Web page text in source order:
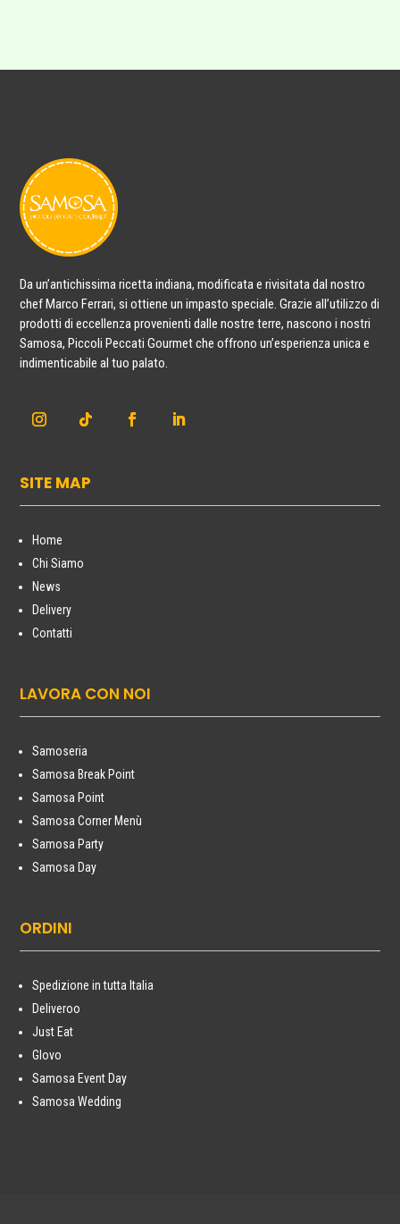
Da un’antichissima ricetta indiana, modificata e rivisitata dal nostro
chef Marco Ferrari, si ottiene un impasto speciale. Grazie all’utilizzo di
prodotti di eccellenza provenienti dalle nostre terre, nascono i nostri
Samosa, Piccoli Peccati Gourmet che offrono un’esperienza unica e
indimenticabile al tuo palato.
SITE MAP
Home
Chi Siamo
News
Delivery
Contatti
LAVORA CON NOI
Samoseria
Samosa Break Point
Samosa Point
Samosa Corner Menù
Samosa Party
Samosa Day
ORDINI
Spedizione in tutta Italia
Deliveroo
Just Eat
Glovo
Samosa Event Day
Samosa Wedding